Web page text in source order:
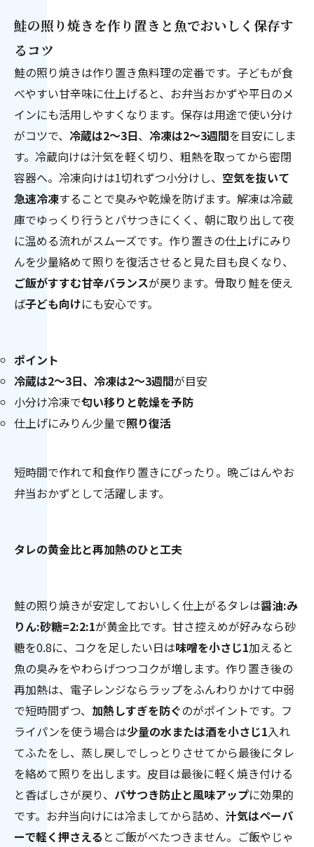
鮭の照り焼きを作り置きと魚でおいしく保存す
るコツ
鮭の照り焼きは作り置き魚料理の定番です。子どもが食
べやすい甘辛味に仕上げると、お弁当おかずや平日のメ
インにも活用しやすくなります。保存は用途で使い分け
がコツで、 冷蔵は2〜3日、 冷凍は2〜3週間を目安にしま
す。冷蔵向けは汁気を軽く切り、粗熱を取ってから密閉
容器へ。冷凍向けは1切れずつ小分けし、 空気を抜いて
急速冷凍することで臭みや乾燥を防げます。解凍は冷蔵
庫でゆっくり行うとパサつきにくく、朝に取り出して夜
に温める流れがスムーズです。作り置きの仕上げにみり
んを少量絡めて照りを復活させると見た目も良くなり、
ご飯がすすむ甘辛バランスが戻ります。骨取り鮭を使え
ば子ども向けにも安心です。
ポイント
冷蔵は2〜3日、冷凍は2〜3週間が目安
小分け冷凍で匂い移りと乾燥を予防
仕上げにみりん少量で照り復活
短時間で作れて和食作り置きにぴったり。晩ごはんやお
弁当おかずとして活躍します。
タレの黄金比と再加熱のひと工夫
鮭の照り焼きが安定しておいしく仕上がるタレは醤油:み
りん:砂糖=2:2:1が黄金比です。甘さ控えめが好みなら砂
糖を0.8に、コクを足したい日は味噌を小さじ1加えると
魚の臭みをやわらげつつコクが増します。作り置き後の
再加熱は、電子レンジならラップをふんわりかけて中弱
で短時間ずつ、 加熱しすぎを防ぐのがポイントです。フ
ライパンを使う場合は少量の水または酒を小さじ1入れ
てふたをし、蒸し戻しでしっとりさせてから最後にタレ
を絡めて照りを出します。皮目は最後に軽く焼き付ける
と香ばしさが戻り、 パサつき防止と風味アップに効果的
です。お弁当向けには冷ましてから詰め、 汁気はペーパ
ーで軽く押さえる とご飯がべたつきません。ご飯やじゃ